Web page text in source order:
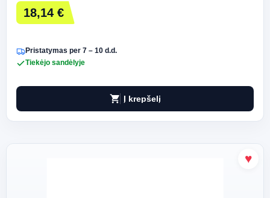
18,14 €
Pristatymas per 7 – 10 d.d.
Tiekėjo sandėlyje
shopping_cart Į krepšelį